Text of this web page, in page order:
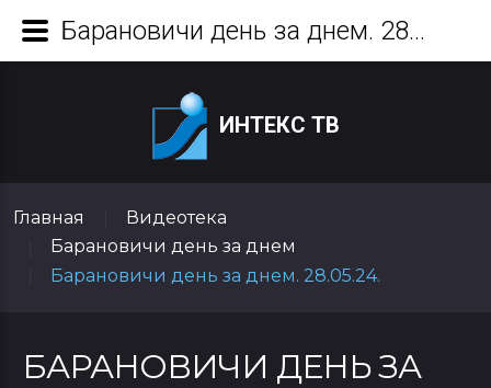
ИНТЕКС ТВ
Главная
Видеотека
Барановичи день за днем
Барановичи день за днем. 28.05.24.
БАРАНОВИЧИ ДЕНЬ ЗА
Барановичи день за днем. 28.05.24.